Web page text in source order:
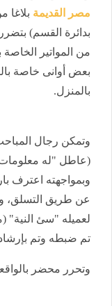
مصر القديمة بلاغا
بدائرة القسم)
بعض أوانى خاصة
بالمنزل.
وتمكن رجال
(عاطل "له معلومات
وبمواجهته اعترف
عن طريق التسلق،
لعميله "سئ النية"
تم ضبطه وتم
وتحرر محضر